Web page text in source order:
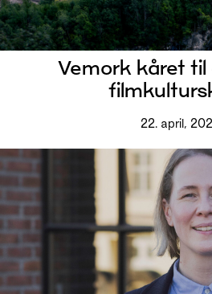
Vemork kåret til
22. april,